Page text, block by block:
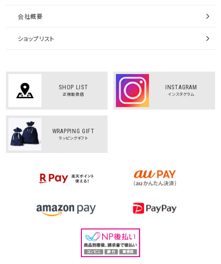
会社概要
ショップリスト
SHOP LIST
正規取扱店
INSTAGRAM
インスタグラム
WRAPPING GIFT
ラッピングギフト